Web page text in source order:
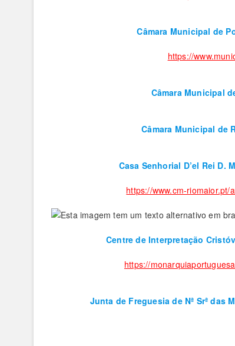
Câmara Municipal de
https://
Câmara Municipal
Câmara Municipal de
Casa Senhorial D’el Rei D.
https://www.cm-
Centre de Interpretação
https://
Junta de Freguesia de Nª Srª das